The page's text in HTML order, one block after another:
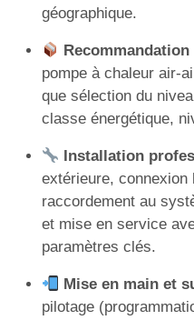
géographique.
pompe à chaleur air-
que sélection du
classe énergétique,
Installation
extérieure, connexion
raccordement au
et mise en service
paramètres clés.
Mise en main et
pilotage